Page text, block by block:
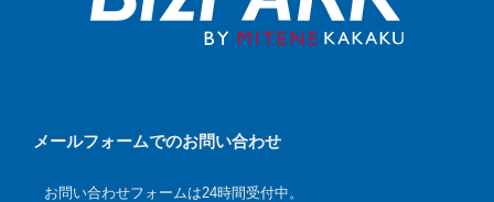
メールフォームでのお問い合わせ
お問い合わせフォームは24時間受付中。